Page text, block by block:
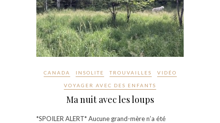
CANADA INSOLITE TROUVAILLES VIDÉO
VOYAGER AVEC DES ENFANTS
Ma nuit avec les loups
*SPOILER ALERT* Aucune grand-mère n’a été